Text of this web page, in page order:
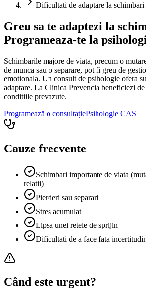
Dificultati de adaptare la schimbari
Greu sa te adaptezi la
Programeaza-te la
Schimbarile majore de viata, precum o
de munca sau o separare, pot fi greu de
emotionala. Un consult de psihologie ofera
adaptare. La Clinica Prevencia beneficiezi
conditiile prevazute.
Programează o consultațiePsihologie CAS
Cauze frecvente
Schimbari importante de viata
relatii)
Pierderi sau separari
Stres acumulat
Lipsa unei retele de sprijin
Dificultati de a face fata
Când este urgent?